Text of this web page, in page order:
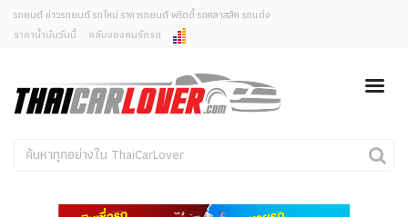
ยกเลิกการแจ้งเตือน
คุณต้องการยกเลิกการแจ้งเตือนข่าวสารเมื่อมีการอัพเดต
ใช่หรือไม่?
ไม่
รถยนต์ ข่าวรถยนต์ รถใหม่ ราคารถยนต์ พริตตี้ รถคลาสสิค รถแต่ง
ราคาน้ำมันวันนี้
คลับของคนรักรถ
รถใหม่
คนรักรถ